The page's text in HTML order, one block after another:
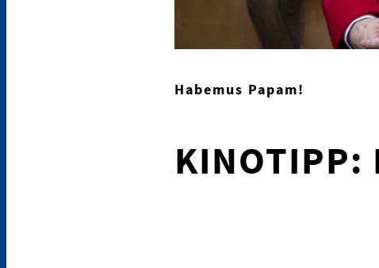
Habemus Papam!
KINOTIPP: